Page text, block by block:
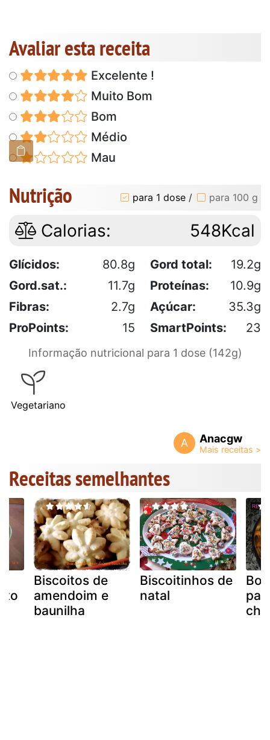
Avaliar esta receita
Excelente !
Muito Bom
Bom
Médio
Mau
Nutrição para 1 dose / para 100 g
Calorias: 548Kcal
Glícidos: 80.8g Gord total:
19.2g
Gord.sat.:
11.7g Proteínas:
10.9g
Fibras:
2.7g Açúcar:
35.3g
ProPoints:
15 SmartPoints: 23
Informação nutricional para 1 dose (142g)
Vegetariano
A Anacgw
Receitas semelhantes
Biscoitos de
amendoim e
baunilha
Biscoitinhos de
natal